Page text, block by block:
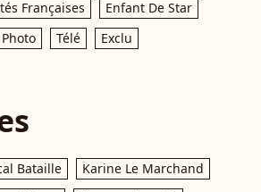
Françaises
Enfant De Star
Photo Télé Exclu
Bataille
Karine Le Marchand